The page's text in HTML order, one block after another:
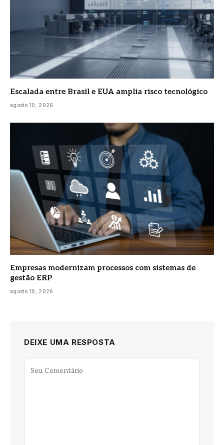
Escalada entre Brasil e EUA amplia risco tecnológico
agosto 10, 2026
Empresas modernizam processos com sistemas de
gestão ERP
agosto 10, 2026
DEIXE UMA RESPOSTA